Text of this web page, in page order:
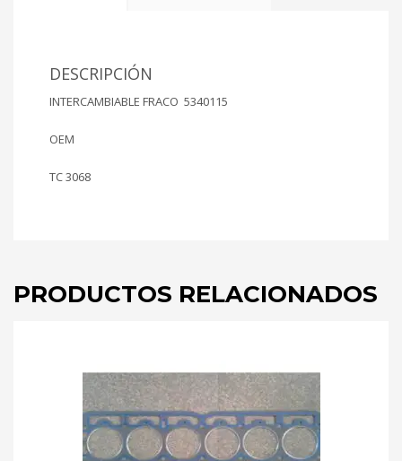
DESCRIPCIÓN
INTERCAMBIABLE FRACO 5340115
OEM
TC 3068
PRODUCTOS RELACIONADOS